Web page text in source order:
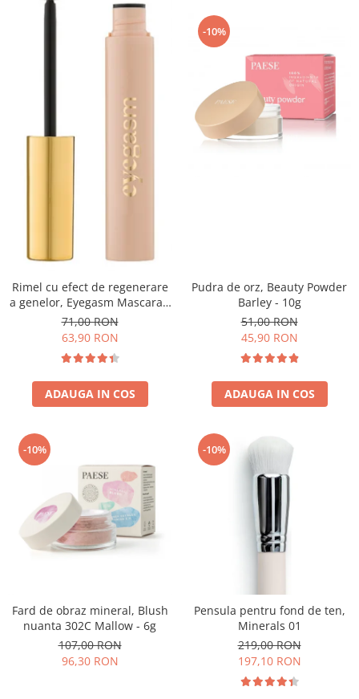
Rimel cu efect de regenerare
a genelor, Eyegasm Mascara -
8ml
71,00 RON
63,90 RON
ADAUGA IN COS
-10%
Pudra de orz, Beauty Powder
Barley - 10g
51,00 RON
45,90 RON
ADAUGA IN COS
-10%
Fard de obraz mineral, Blush
nuanta 302C Mallow - 6g
107,00 RON
96,30 RON
-10%
Pensula pentru fond de ten,
Minerals 01
219,00 RON
197,10 RON